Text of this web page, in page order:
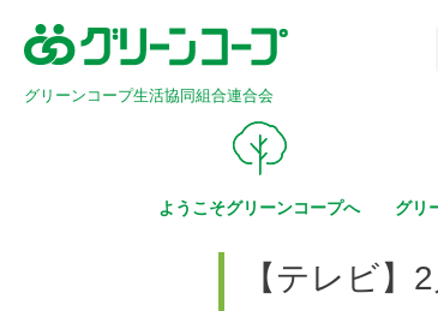
グリーンコープ生活協同組合連合会
ようこそグリーンコープへ グリ
【テレビ